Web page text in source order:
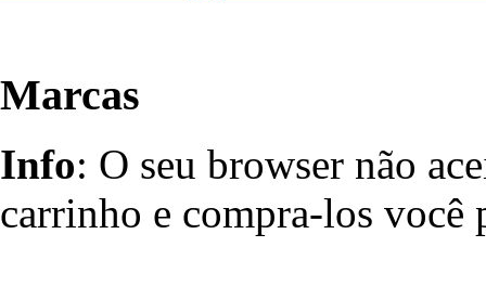
Marcas
Info: O seu browser não
carrinho e compra-los você